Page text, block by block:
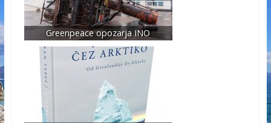
Greenpeace opozarja INO